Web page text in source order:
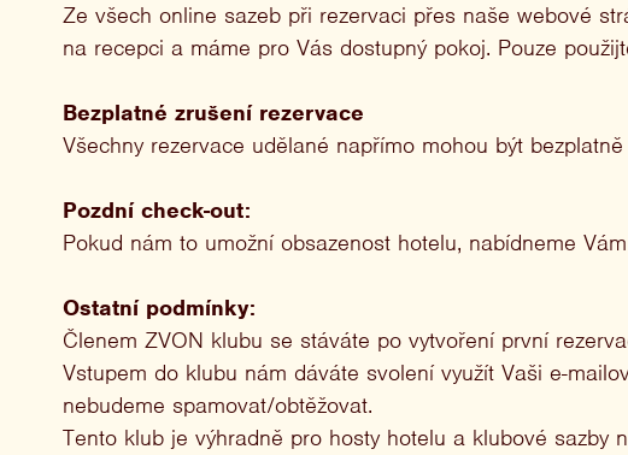
Ze všech online sazeb při rezervaci přes naše webové
na recepci a máme pro Vás dostupný pokoj. Pouze
Bezplatné zrušení rezervace
Všechny rezervace udělané napřímo mohou být
Pozdní check-out:
Pokud nám to umožní obsazenost hotelu, nabídneme
Ostatní podmínky:
Členem ZVON klubu se stáváte po vytvoření první
Vstupem do klubu nám dáváte svolení využít Vaši e-
nebudeme spamovat/obtěžovat.
Tento klub je výhradně pro hosty hotelu a klubové sazby